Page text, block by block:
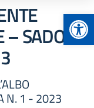
– SADOC
N. 1 - 2023